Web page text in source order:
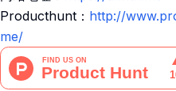
Producthunt： http://
me/